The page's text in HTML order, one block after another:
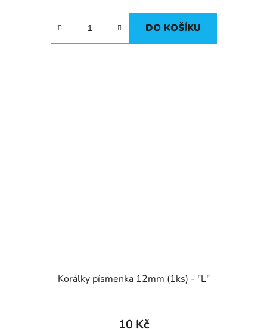
DO KOŠÍKU
Korálky písmenka 12mm (1ks) - "L"
10 Kč